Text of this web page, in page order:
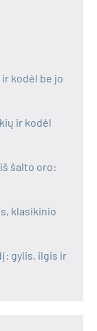
ir kodėl be jo
ir kodėl
šalto oro:
klasikinio
gylis, ilgis ir